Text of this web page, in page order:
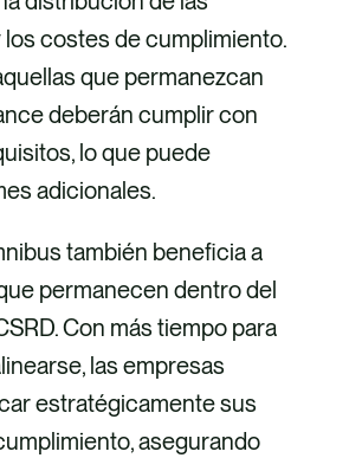
costes de cumplimiento.
que permanezcan
deberán cumplir con
lo que puede
adicionales.
también beneficia a
permanecen dentro del
Con más tiempo para
las empresas
estratégicamente sus
asegurando